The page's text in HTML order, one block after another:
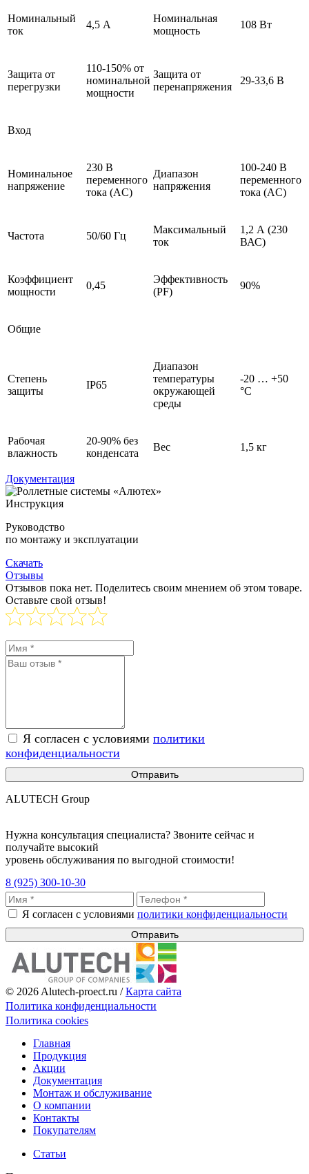
Номинальный
ток
4,5 А
Номинальная
мощность
108 Вт
Защита от
перегрузки
110-150% от
номинальной
мощности
Защита от
перенапряжения
29-33,6 В
Вход
Номинальное
напряжение
230 В
переменного
тока (AC)
Диапазон
напряжения
100-240 В
переменного
тока (AC)
Частота 50/60 Гц
Максимальный
ток
1,2 А (230
ВАС)
Коэффициент
мощности
0,45
Эффективность
(PF)
90%
Общие
Степень
защиты
IP65
Диапазон
температуры
окружающей
среды
-20 … +50
°С
Рабочая
влажность
20-90% без
конденсата
Вес 1,5 кг
Документация
Инструкция
Руководство
по монтажу и эксплуатации
Скачать
Отзывы
Отзывов пока нет. Поделитесь своим мнением об этом товаре.
Оставьте свой отзыв!
Я согласен с условиями политики
конфиденциальности
Отправить
ALUTECH Group
Нужна консультация специалиста? Звоните сейчас и
получайте высокий
уровень обслуживания по выгодной стоимости!
8 (925) 300-10-30
Я согласен с условиями политики конфиденциальности
Отправить
© 2026 Alutech-proect.ru /Карта сайта
Политика конфиденциальности
Политика cookies
Главная
Продукция
Акции
Документация
Монтаж и обслуживание
О компании
Контакты
Покупателям
Статьи